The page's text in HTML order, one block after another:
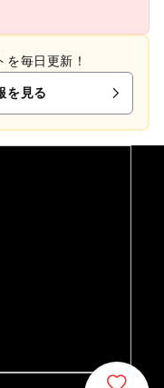
毎日更新！
を見る